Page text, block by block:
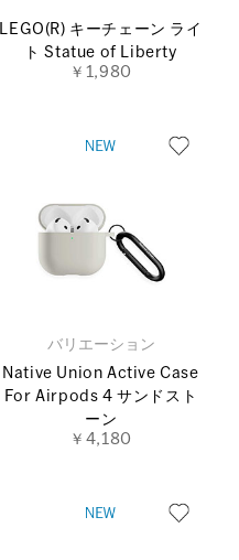
LEGO(R) キーチェーン ライ
ト Statue of Liberty
￥1,980
バリエーション
Native Union Active Case
For Airpods 4 サンドスト
ーン
￥4,180